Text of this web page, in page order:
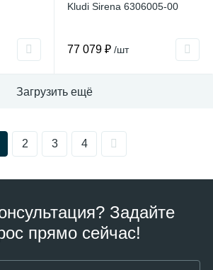
Kludi Sirena 6306005-00
77 079 ₽ /шт
Загрузить ещё
2 3 4
Задайте
прямо сейчас!